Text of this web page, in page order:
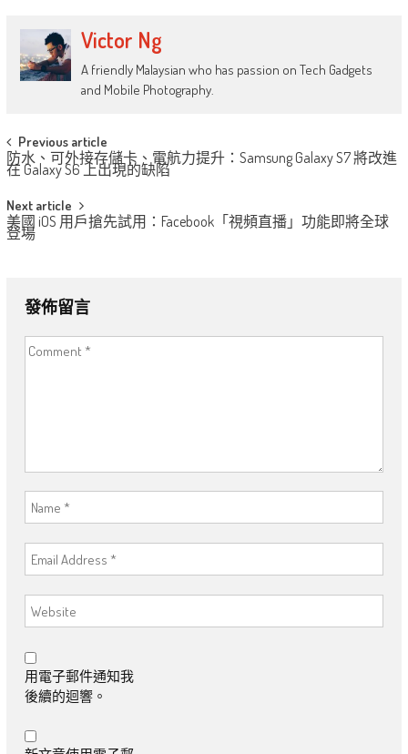
Victor Ng
A friendly Malaysian who has passion on Tech Gadgets
and Mobile Photography.
Post
navigation
Previous article
防水、可​​外接存儲卡、電航力提升：Samsung Galaxy S7 將改進
在 Galaxy S6 上出現的缺陷
Next article
美國 iOS 用戶搶先試用：Facebook「視頻直播」功能即將全球
登場
發佈留言
用電子郵件通知我
後續的迴響。